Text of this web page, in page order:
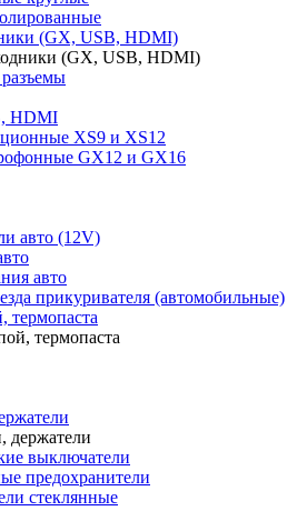
(GX, USB, HDMI)
(GX, USB, HDMI)
HDMI
XS9 и XS12
GX12 и GX16
авто (12V)
авто
прикуривателя (автомобильные)
термопаста
термопаста
держатели
выключатели
предохранители
стеклянные